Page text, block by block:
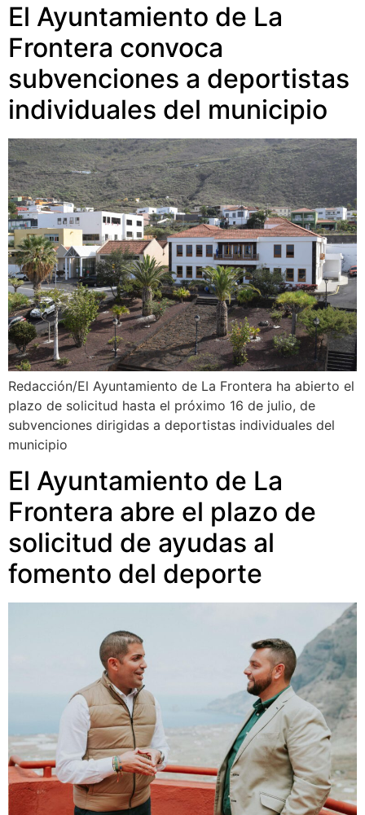
El Ayuntamiento de La
Frontera convoca
subvenciones a deportistas
individuales del municipio
Redacción/El Ayuntamiento de La Frontera ha abierto el
plazo de solicitud hasta el próximo 16 de julio, de
subvenciones dirigidas a deportistas individuales del
municipio
El Ayuntamiento de La
Frontera abre el plazo de
solicitud de ayudas al
fomento del deporte